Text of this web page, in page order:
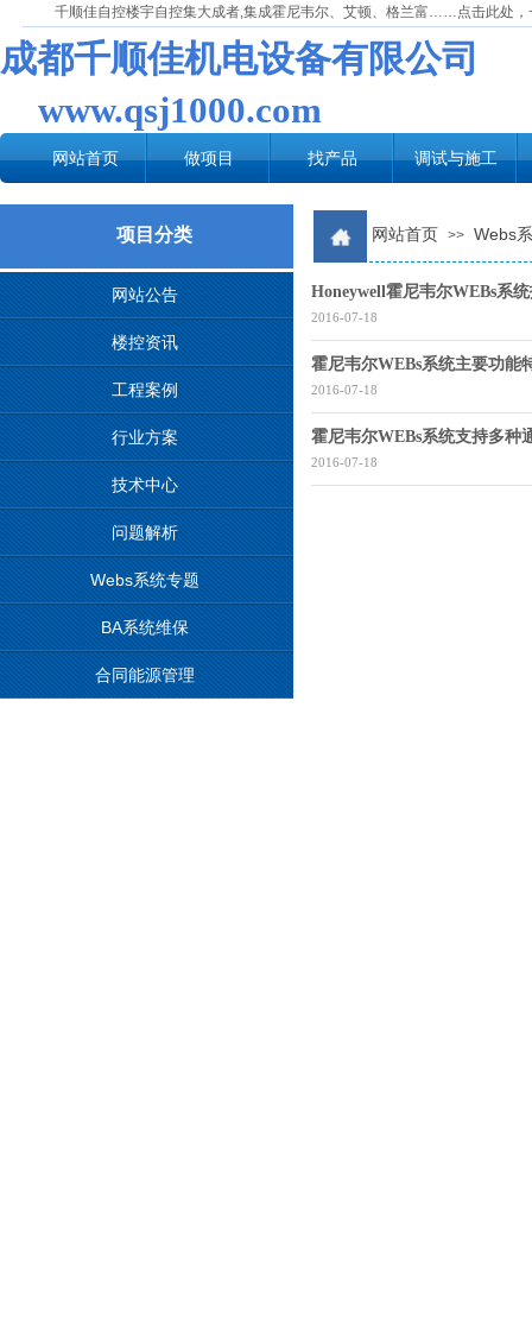
网站首页 做项目 找产品 调试与施工
成都千顺佳机电设备有限公司
www.qsj1000.com
千顺佳自控楼宇自控集大成者,集成霍尼韦尔、艾顿、格兰富……点击此处，
项目分类 网站首页 >> Webs
网站公告
楼控资讯
工程案例
行业方案
技术中心
问题解析
Webs系统专题
BA系统维保
合同能源管理
Honeywell霍尼韦尔WEBs系
2016-07-18
霍尼韦尔WEBs系统主要功能
2016-07-18
霍尼韦尔WEBs系统支持多种
2016-07-18